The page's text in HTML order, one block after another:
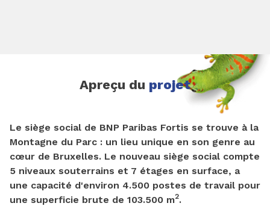
Apreçu du projet
Le siège social de BNP Paribas Fortis se trouve à la
Montagne du Parc : un lieu unique en son genre au
cœur de Bruxelles. Le nouveau siège social compte
5 niveaux souterrains et 7 étages en surface, a
une capacité d'environ 4.500 postes de travail pour
une superficie brute de 103.500 m2.